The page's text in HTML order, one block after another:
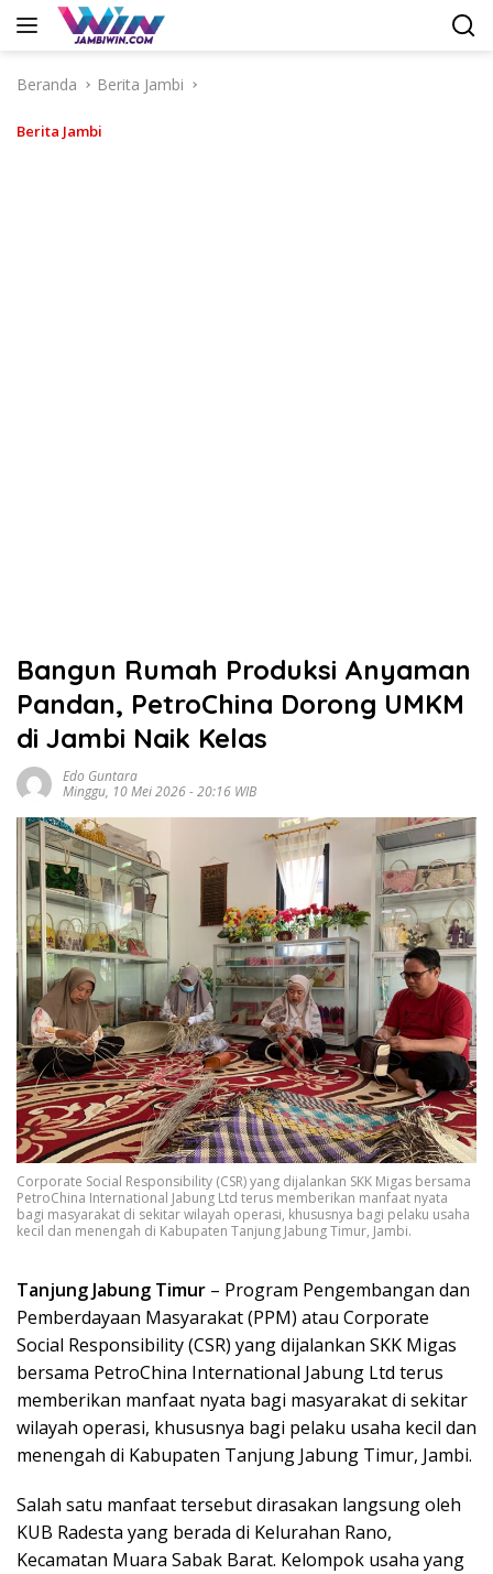
Langsung
Beranda
Berita Jambi
Berita Jambi
Bangun Rumah Produksi Anyaman
Pandan, PetroChina Dorong UMKM
di Jambi Naik Kelas
Edo Guntara
Minggu, 10 Mei 2026 - 20:16 WIB
Corporate Social Responsibility (CSR) yang dijalankan SKK Migas bersama
PetroChina International Jabung Ltd terus memberikan manfaat nyata
bagi masyarakat di sekitar wilayah operasi, khususnya bagi pelaku usaha
kecil dan menengah di Kabupaten Tanjung Jabung Timur, Jambi.
Tanjung Jabung Timur – Program Pengembangan dan
Pemberdayaan Masyarakat (PPM) atau Corporate
Social Responsibility (CSR) yang dijalankan SKK Migas
bersama PetroChina International Jabung Ltd terus
memberikan manfaat nyata bagi masyarakat di sekitar
wilayah operasi, khususnya bagi pelaku usaha kecil dan
menengah di Kabupaten Tanjung Jabung Timur, Jambi.
Salah satu manfaat tersebut dirasakan langsung oleh
KUB Radesta yang berada di Kelurahan Rano,
Kecamatan Muara Sabak Barat. Kelompok usaha yang